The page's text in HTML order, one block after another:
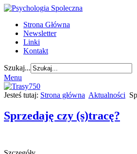
Strona Główna
Newsletter
Linki
Kontakt
Szukaj...
Menu
Jesteś tutaj: Strona główna Aktualności
Sprzedaję czy (s)tracę?